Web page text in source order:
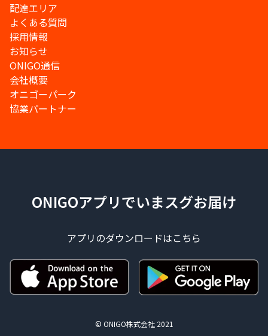
配達エリア
よくある質問
採用情報
お知らせ
ONIGO通信
会社概要
オニゴーパーク
協業パートナー
ONIGOアプリでいまスグお届け
アプリのダウンロードはこちら
© ONIGO株式会社 2021